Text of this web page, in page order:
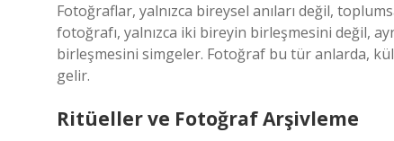
Fotoğraflar, yalnızca bireysel anıları değil,
fotoğrafı, yalnızca iki bireyin birleşmesini değil,
birleşmesini simgeler. Fotoğraf bu tür anlarda,
gelir.
Ritüeller ve Fotoğraf Arşivleme